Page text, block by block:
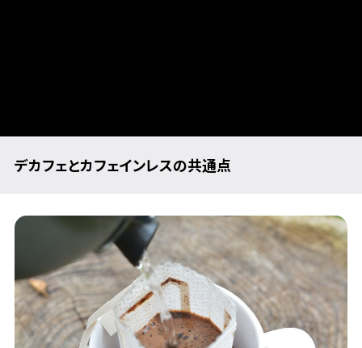
デカフェとカフェインレスの共通点